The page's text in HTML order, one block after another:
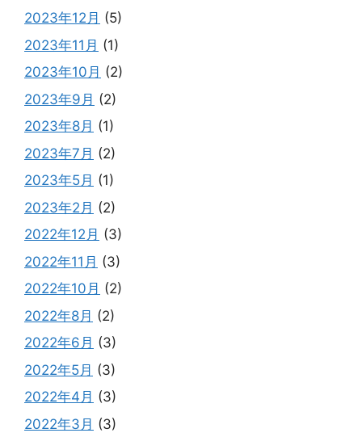
2023年12月 (5)
2023年11月 (1)
2023年10月 (2)
2023年9月 (2)
2023年8月 (1)
2023年7月 (2)
2023年5月 (1)
2023年2月 (2)
2022年12月 (3)
2022年11月 (3)
2022年10月 (2)
2022年8月 (2)
2022年6月 (3)
2022年5月 (3)
2022年4月 (3)
2022年3月 (3)